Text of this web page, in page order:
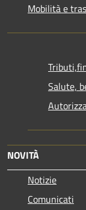
Mobilità e
Salute,
NOVITÀ
Notizie
Comunicati